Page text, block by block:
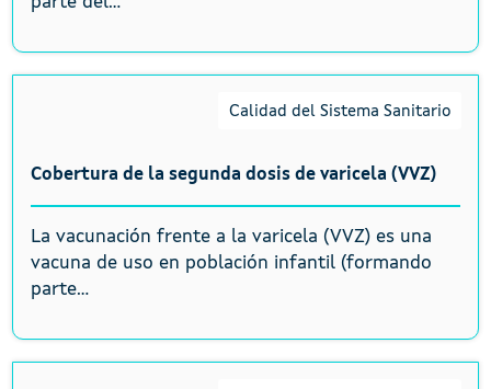
Calidad del Sistema Sanitario
Cobertura de la segunda dosis de varicela (VVZ)
La vacunación frente a la varicela (VVZ) es una
vacuna de uso en población infantil (formando
parte...